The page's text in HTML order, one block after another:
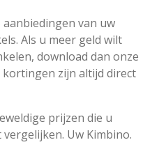
van uw
Als u meer geld wilt
download dan onze
kortingen zijn altijd direct
prijzen die u
Uw Kimbino.